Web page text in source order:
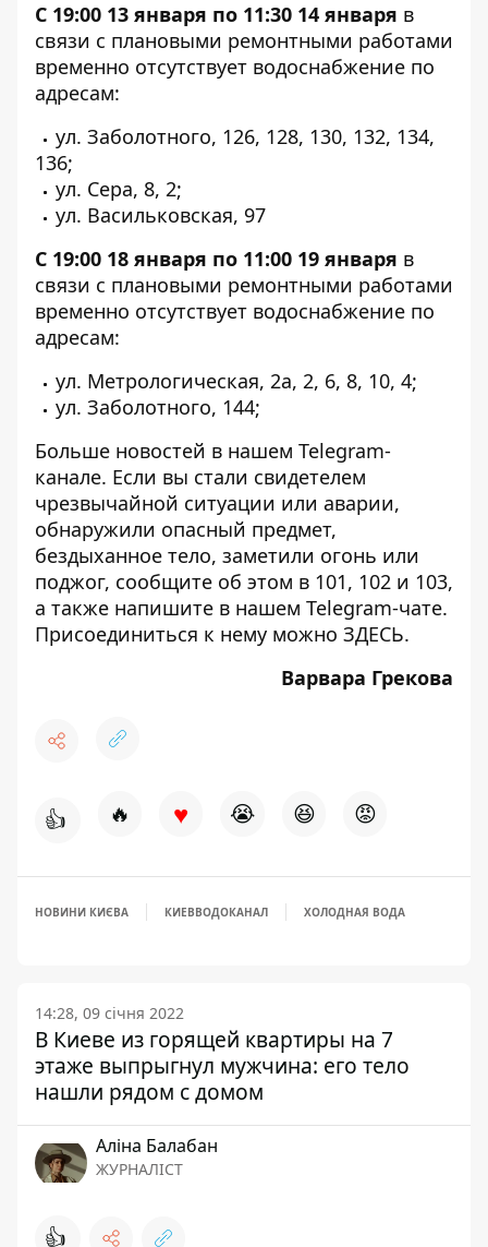
С 19:00 13 января по 11:30 14 января в
связи с плановыми ремонтными работами
временно отсутствует водоснабжение по
адресам:
ул. Заболотного, 126, 128, 130, 132, 134,
136;
ул. Сера, 8, 2;
ул. Васильковская, 97
С 19:00 18 января по 11:00 19 января в
связи с плановыми ремонтными работами
временно отсутствует водоснабжение по
адресам:
ул. Метрологическая, 2а, 2, 6, 8, 10, 4;
ул. Заболотного, 144;
Больше новостей в нашем Telegram-
канале. Если вы стали свидетелем
чрезвычайной ситуации или аварии,
обнаружили опасный предмет,
бездыханное тело, заметили огонь или
поджог, сообщите об этом в 101, 102 и 103,
а также напишите в нашем Telegram-чате.
Присоединиться к нему можно ЗДЕСЬ.
Варвара Грекова
👍 🔥 ♥ 😭 😆 😡
НОВИНИ КИЄВА КИЕВВОДОКАНАЛ ХОЛОДНАЯ ВОДА
14:28, 09 січня 2022
В Киеве из горящей квартиры на 7
этаже выпрыгнул мужчина: его тело
нашли рядом с домом
Аліна Балабан
ЖУРНАЛІСТ
👍